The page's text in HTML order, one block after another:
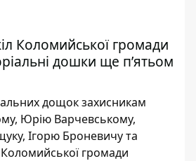
Коломийської громади
дошки ще п’ятьом
дощок захисникам
Юрію Варчевському,
Ігорю Броневичу та
громади